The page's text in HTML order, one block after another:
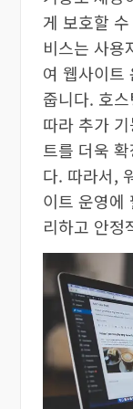
게 보호할
비스는 사용
여 웹사이트
줍니다. 호
따라 추가
트를 더욱
다. 따라서,
이트 운영에
리하고 안정